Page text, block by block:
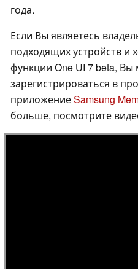
года.
Если Вы являетесь
подходящих устройств и
функции One UI 7 beta,
зарегистрироваться в
приложениеSamsung
больше, посмотрите